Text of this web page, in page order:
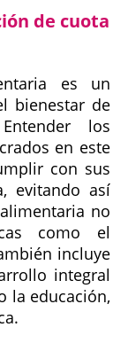
de cuota
es un
bienestar de
los
en este
con sus
evitando así
no
como el
incluye
integral
la educación,